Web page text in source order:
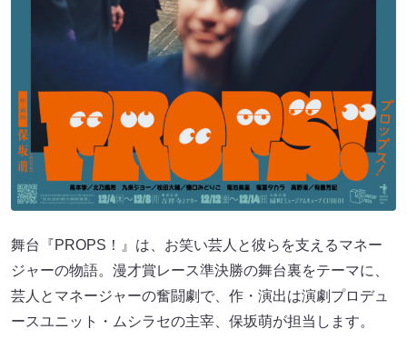
舞台『PROPS！』は、お笑い芸人と彼らを支えるマネー
ジャーの物語。漫才賞レース準決勝の舞台裏をテーマに、
芸人とマネージャーの奮闘劇で、作・演出は演劇プロデュ
ースユニット・ムシラセの主宰、保坂萌が担当します。